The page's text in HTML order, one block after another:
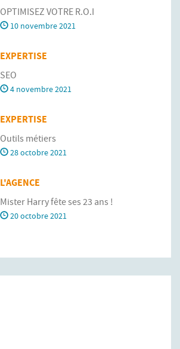
OPTIMISEZ VOTRE R.O.I
10 novembre 2021
EXPERTISE
SEO
4 novembre 2021
EXPERTISE
Outils métiers
28 octobre 2021
L'AGENCE
Mister Harry fête ses 23 ans !
20 octobre 2021